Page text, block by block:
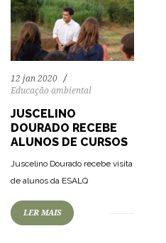
12 jan 2020
Educação ambiental
JUSCELINO
DOURADO RECEBE
ALUNOS DE CURSOS
Juscelino Dourado recebe visita
de alunos da ESALQ
LER MAIS
65 1330